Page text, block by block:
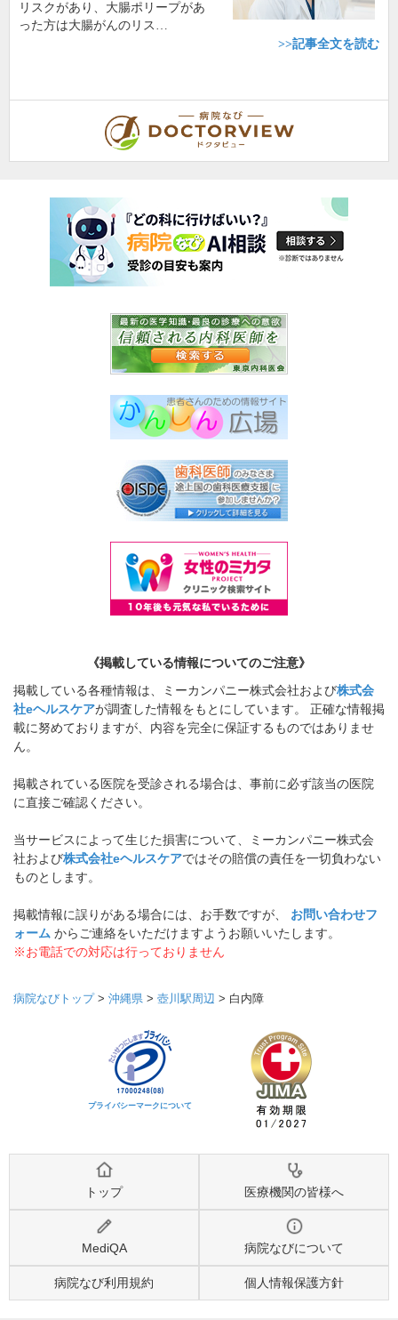
リスクがあり、大腸ポリープがあ
った方は大腸がんのリス…
>>記事全文を読む
《掲載している情報についてのご注意》
掲載している各種情報は、ミーカンパニー株式会社および株式会
社eヘルスケアが調査した情報をもとにしています。 正確な情報掲
載に努めておりますが、内容を完全に保証するものではありませ
ん。
掲載されている医院を受診される場合は、事前に必ず該当の医院
に直接ご確認ください。
当サービスによって生じた損害について、ミーカンパニー株式会
社および株式会社eヘルスケアではその賠償の責任を一切負わない
ものとします。
掲載情報に誤りがある場合には、お手数ですが、 お問い合わせフ
ォーム からご連絡をいただけますようお願いいたします。
※お電話での対応は行っておりません
病院なびトップ> 沖縄県 > 壺川駅周辺 > 白内障
プライバシーマークについて
トップ 医療機関の皆様へ
MediQA 病院なびについて
病院なび利用規約 個人情報保護方針